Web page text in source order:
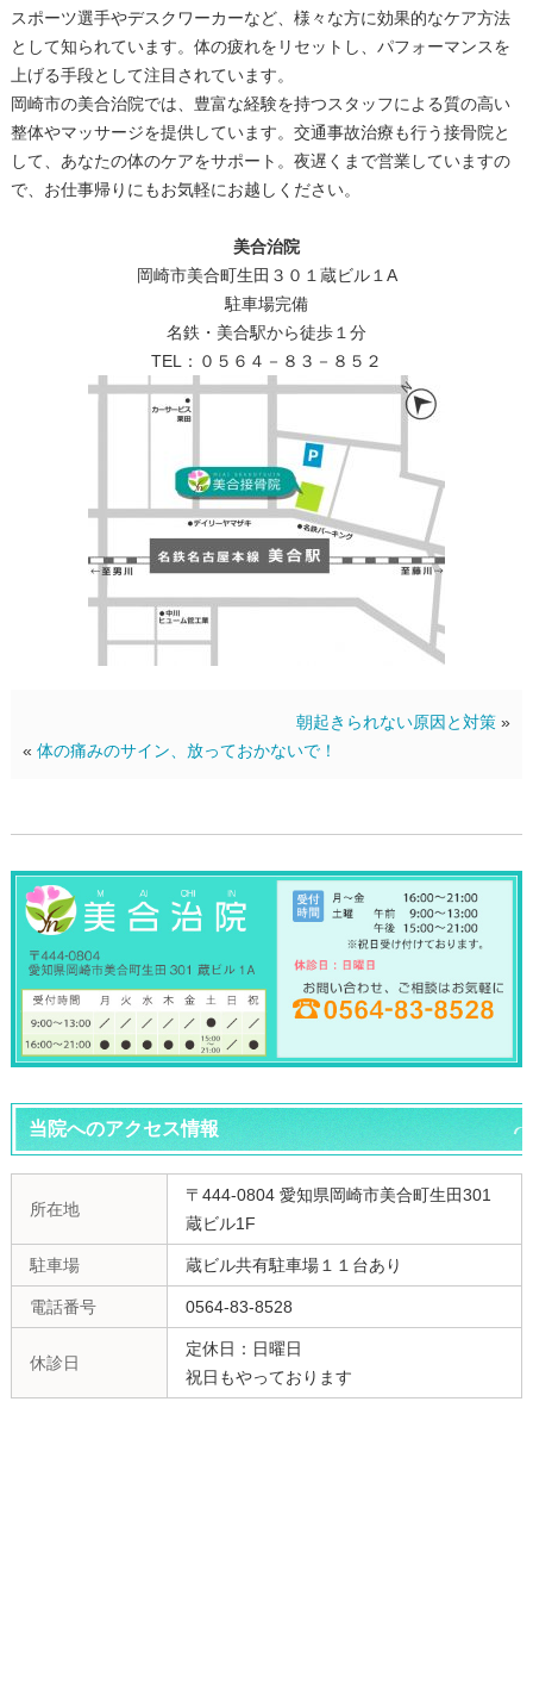
スポーツ選手やデスクワーカーなど、様々な方に効果的なケア方法
として知られています。体の疲れをリセットし、パフォーマンスを
上げる手段として注目されています。
岡崎市の美合治院では、豊富な経験を持つスタッフによる質の高い
整体やマッサージを提供しています。交通事故治療も行う接骨院と
して、あなたの体のケアをサポート。夜遅くまで営業していますの
で、お仕事帰りにもお気軽にお越しください。​​​​​​​​​​​​​​​​
美合治院
岡崎市美合町生田３０１蔵ビル１A
駐車場完備
名鉄・美合駅から徒歩１分
TEL：０５６４－８３－８５２
朝起きられない原因と対策 »
« 体の痛みのサイン、放っておかないで！
当院へのアクセス情報
所在地
〒444-0804 愛知県岡崎市美合町生田301
蔵ビル1F
駐車場 蔵ビル共有駐車場１１台あり
電話番号 0564-83-8528
休診日
定休日：日曜日
祝日もやっております